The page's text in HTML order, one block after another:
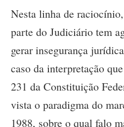
Nesta linha de
parte do Judiciário tem
gerar insegurança
caso da interpretação
231 da Constituição
vista o paradigma do
1988, sobre o qual falo